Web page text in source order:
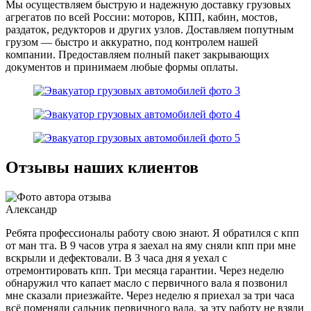
Мы осуществляем быструю и надежную доставку грузовых
агрегатов по всей России: моторов, КПП, кабин, мостов,
раздаток, редукторов и других узлов. Доставляем попутным
грузом — быстро и аккуратно, под контролем нашей
компании. Предоставляем полный пакет закрывающих
документов и принимаем любые формы оплаты.
Отзывы наших клиентов
Александр
Ребята профессионалы работу свою знают. Я обратился с кпп
от ман тга. В 9 часов утра я заехал на яму сняли кпп при мне
вскрыли и дефектовали. В 3 часа дня я уехал с
отремонтировать кпп. Три месяца гарантии. Через неделю
обнаружил что капает масло с первичного вала я позвонил
мне сказали приезжайте. Через неделю я приехал за три часа
всё поменяли сальник первичного вала, за эту работу не взяли